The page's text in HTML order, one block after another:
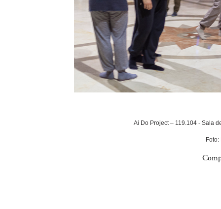
Ai Do Project – 119.104 - Sala